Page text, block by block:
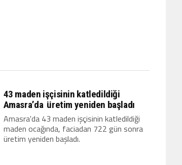
43 maden işçisinin katledildiği
Amasra’da üretim yeniden başladı
Amasra'da 43 maden işçisinin katledildiği
maden ocağında, faciadan 722 gün sonra
üretim yeniden başladı.